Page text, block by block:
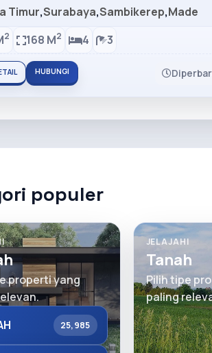
Timur,Surabaya,Sambikerep,Made
2 168 M2 4 3
HUBUNGI
populer
properti yang
25,985
JELAJAHI
Tanah
Pilih tipe
paling